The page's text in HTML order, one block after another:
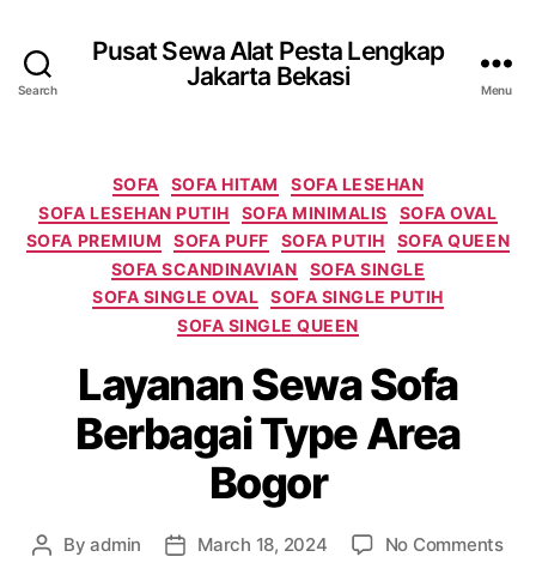
Search
Pusat Sewa Alat Pesta Lengkap
Jakarta Bekasi
Menu
Categories
SOFA SOFA HITAM
SOFA LESEHAN
SOFA LESEHAN PUTIH
SOFA MINIMALIS
SOFA OVAL
SOFA PREMIUM
SOFA PUFF SOFA PUTIH
SOFA QUEEN
SOFA SCANDINAVIAN
SOFA SINGLE
SOFA SINGLE OVAL
SOFA SINGLE PUTIH
SOFA SINGLE QUEEN
Layanan Sewa Sofa
Berbagai Type Area
Bogor
PostByadmin
PostMarch 18, 2024 No Commentson